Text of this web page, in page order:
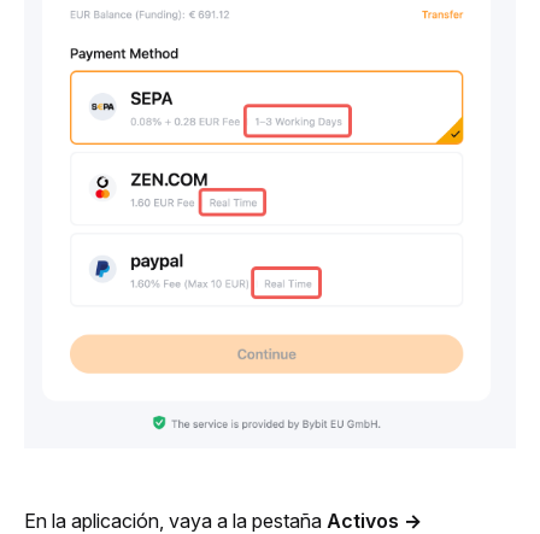
En la aplicación, vaya a la pestaña Activos →